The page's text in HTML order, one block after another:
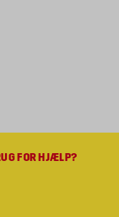
FOR HJÆLP?